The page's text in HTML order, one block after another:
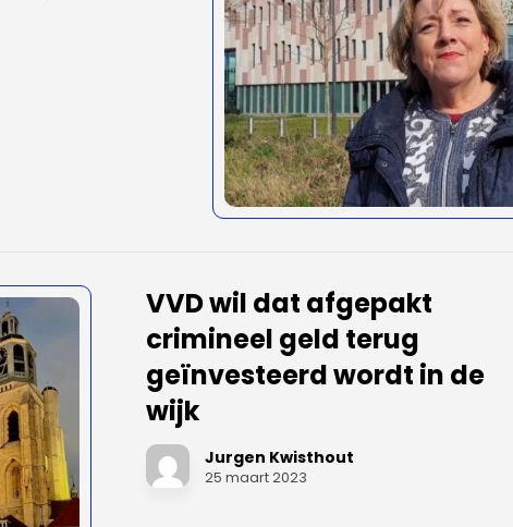
VVD wil dat afgepakt
crimineel geld terug
geïnvesteerd wordt in de
wijk
Jurgen Kwisthout
25 maart 2023